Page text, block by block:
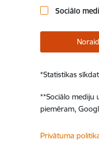
Sociālo
*Statistikas
**Sociālo mediju
piemēram,
Privātuma